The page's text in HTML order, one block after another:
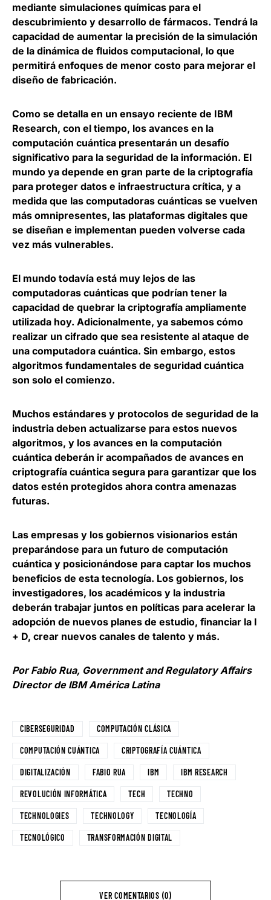
mediante simulaciones químicas para el
descubrimiento y desarrollo de fármacos. Tendrá la
capacidad de aumentar la precisión de la simulación
de la dinámica de fluidos computacional, lo que
permitirá enfoques de menor costo para mejorar el
diseño de fabricación.
Como se detalla en un ensayo reciente de IBM
Research, con el tiempo, los avances en la
computación cuántica presentarán un desafío
significativo para la seguridad de la información. El
mundo ya depende en gran parte de la criptografía
para proteger datos e infraestructura crítica, y a
medida que las computadoras cuánticas se vuelven
más omnipresentes, las plataformas digitales que
se diseñan e implementan pueden volverse cada
vez más vulnerables.
El mundo todavía está muy lejos de las
computadoras cuánticas que podrían tener la
capacidad de quebrar la criptografía ampliamente
utilizada hoy. Adicionalmente, ya sabemos cómo
realizar un cifrado que sea resistente al ataque de
una computadora cuántica. Sin embargo, estos
algoritmos fundamentales de seguridad cuántica
son solo el comienzo.
Muchos estándares y protocolos de seguridad de la
industria deben actualizarse para estos nuevos
algoritmos, y los avances en la computación
cuántica deberán ir acompañados de avances en
criptografía cuántica segura para garantizar que los
datos estén protegidos ahora contra amenazas
futuras.
Las empresas y los gobiernos visionarios están
preparándose para un futuro de computación
cuántica y posicionándose para captar los muchos
beneficios de esta tecnología. Los gobiernos, los
investigadores, los académicos y la industria
deberán trabajar juntos en políticas para acelerar la
adopción de nuevos planes de estudio, financiar la I
+ D, crear nuevos canales de talento y más.
Por Fabio Rua, Government and Regulatory Affairs
Director de IBM América Latina
CIBERSEGURIDAD COMPUTACIÓN CLÁSICA
COMPUTACIÓN CUÁNTICA CRIPTOGRAFÍA CUÁNTICA
DIGITALIZACIÓN FABIO RUA IBM IBM RESEARCH
REVOLUCIÓN INFORMÁTICA TECH TECHNO
TECHNOLOGIES TECHNOLOGY TECNOLOGÍA
TECNOLÓGICO TRANSFORMACIÓN DIGITAL
VER COMENTARIOS (0)